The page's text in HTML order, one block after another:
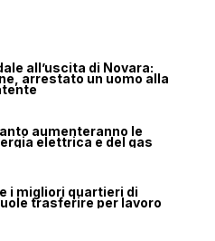
all’uscita di Novara:
arrestato un uomo alla
aumenteranno le
elettrica e del gas
i migliori quartieri di
trasferire per lavoro